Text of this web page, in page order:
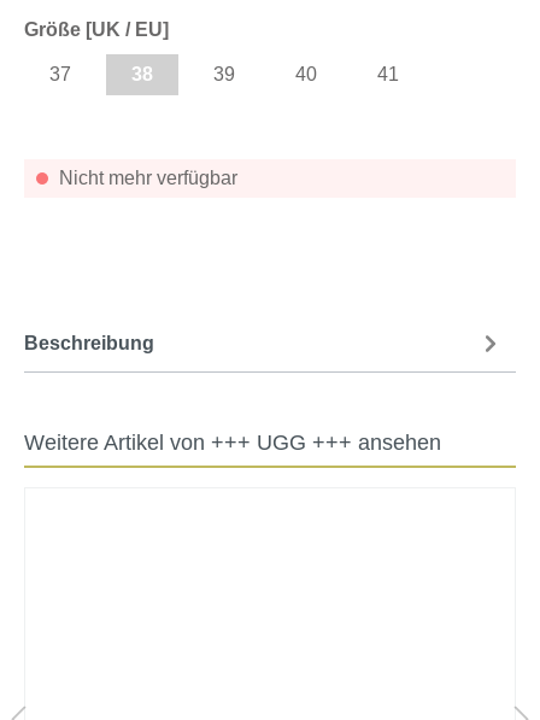
Nicht mehr verfügbar
Größe [UK / EU]
37 38 39 40 41
Weitere Artikel von +++ UGG +++ ansehen
Beschreibung